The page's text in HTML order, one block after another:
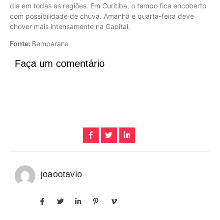
dia em todas as regiões. Em Curitiba, o tempo fica encoberto
com possibilidade de chuva. Amanhã e quarta-feira deve
chover mais intensamente na Capital.
Fonte: Bemparana
Faça um comentário
joaootavio